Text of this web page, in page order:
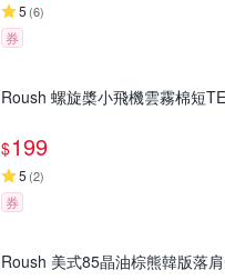
5 (6)
券
Roush 螺旋槳小飛機雲霧棉短
$199
5 (2)
券
Roush 美式85晶油棕熊韓版落